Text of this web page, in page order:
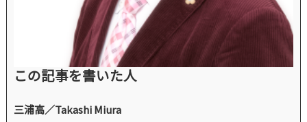
この記事を書いた人
三浦高／Takashi Miura